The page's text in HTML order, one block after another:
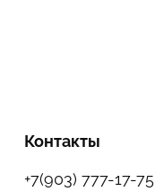
Контакты
+7(903) 777-17-75